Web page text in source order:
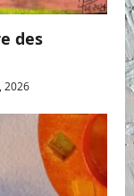
des
2026